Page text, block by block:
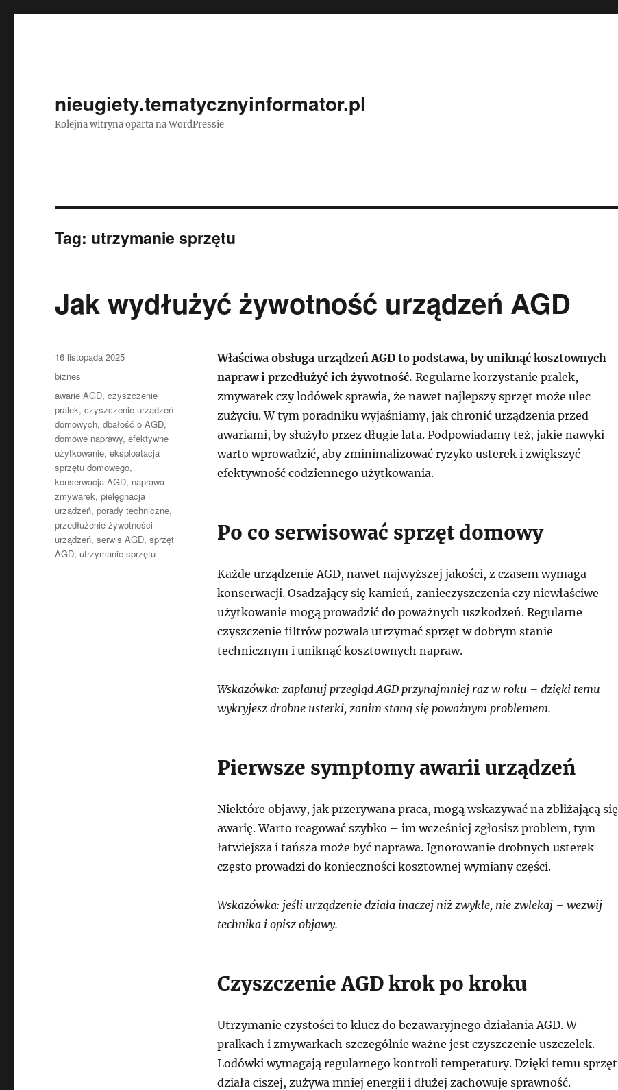
nieugiety.tematycznyinformator.pl
Kolejna witryna oparta na WordPressie
Tag: utrzymanie sprzętu
Jak wydłużyć żywotność urządzeń AGD
Właściwa obsługa urządzeń AGD to podstawa, by uniknąć kosztownych
napraw i przedłużyć ich żywotność. Regularne korzystanie pralek,
zmywarek czy lodówek sprawia, że nawet najlepszy sprzęt może ulec
zużyciu. W tym poradniku wyjaśniamy, jak chronić urządzenia przed
awariami, by służyło przez długie lata. Podpowiadamy też, jakie nawyki
warto wprowadzić, aby zminimalizować ryzyko usterek i zwiększyć
efektywność codziennego użytkowania.
Po co serwisować sprzęt domowy
Każde urządzenie AGD, nawet najwyższej jakości, z czasem wymaga
konserwacji. Osadzający się kamień, zanieczyszczenia czy niewłaściwe
użytkowanie mogą prowadzić do poważnych uszkodzeń. Regularne
czyszczenie filtrów pozwala utrzymać sprzęt w dobrym stanie
technicznym i uniknąć kosztownych napraw.
Wskazówka: zaplanuj przegląd AGD przynajmniej raz w roku – dzięki temu
wykryjesz drobne usterki, zanim staną się poważnym problemem.
Pierwsze symptomy awarii urządzeń
Niektóre objawy, jak przerywana praca, mogą wskazywać na zbliżającą się
awarię. Warto reagować szybko – im wcześniej zgłosisz problem, tym
łatwiejsza i tańsza może być naprawa. Ignorowanie drobnych usterek
często prowadzi do konieczności kosztownej wymiany części.
Wskazówka: jeśli urządzenie działa inaczej niż zwykle, nie zwlekaj – wezwij
technika i opisz objawy.
Czyszczenie AGD krok po kroku
Utrzymanie czystości to klucz do bezawaryjnego działania AGD. W
pralkach i zmywarkach szczególnie ważne jest czyszczenie uszczelek.
Lodówki wymagają regularnego kontroli temperatury. Dzięki temu sprzęt
działa ciszej, zużywa mniej energii i dłużej zachowuje sprawność.
Data
publikacji
16 listopada 2025
Kategorie
biznes
Tagi
awarie AGD,czyszczenie
pralek,czyszczenie urządzeń
domowych,dbałość o AGD,
domowe naprawy,efektywne
użytkowanie,eksploatacja
sprzętu domowego,
konserwacja AGD, naprawa
zmywarek,pielęgnacja
urządzeń,porady techniczne,
przedłużenie żywotności
urządzeń,serwis AGD,sprzęt
AGD, utrzymanie sprzętu